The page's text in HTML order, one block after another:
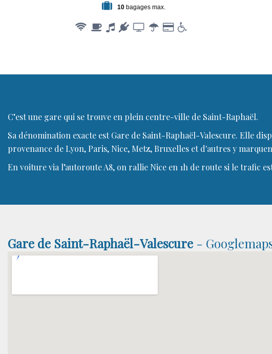
10 bagages max.
C’est une gare qui se trouve en plein centre-ville de Saint-Raphaël.
Sa dénomination exacte est Gare de Saint-Raphaël-Valescure. Elle
provenance de Lyon, Paris, Nice, Metz, Bruxelles et d'autres y
En voiture via l’autoroute A8, on rallie Nice en 1h de route si le trafic
Gare de Saint-Raphaël-Valescure -